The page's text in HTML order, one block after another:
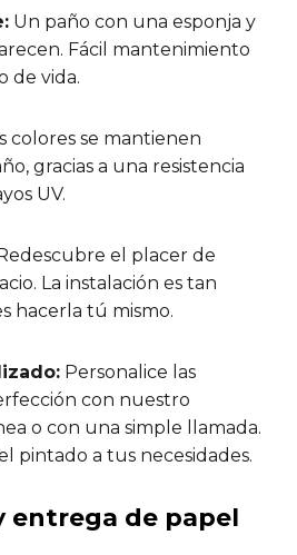
Un paño con una esponja y
Fácil mantenimiento
de vida.
colores se mantienen
gracias a una resistencia
UV.
el placer de
La instalación es tan
hacerla tú mismo.
Personalice las
con nuestro
o con una simple llamada.
pintado a tus necesidades.
entrega de papel